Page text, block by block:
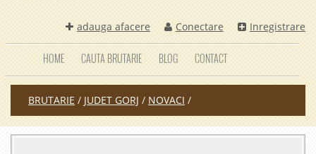
adauga afacere Conectare Inregistrare
HOME CAUTA BRUTARIE BLOG CONTACT
BRUTARIE / JUDET GORJ / NOVACI /